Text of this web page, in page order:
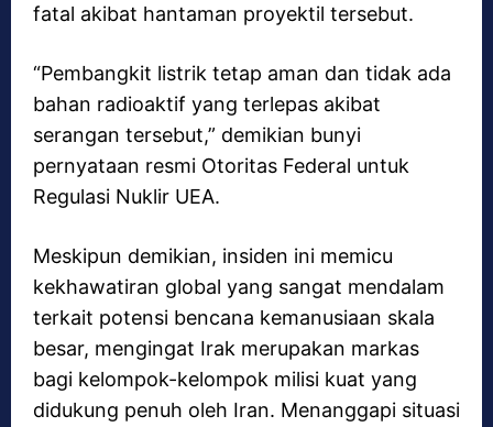
fatal akibat hantaman proyektil tersebut.
“Pembangkit listrik tetap aman dan tidak ada
bahan radioaktif yang terlepas akibat
serangan tersebut,” demikian bunyi
pernyataan resmi Otoritas Federal untuk
Regulasi Nuklir UEA.
Meskipun demikian, insiden ini memicu
kekhawatiran global yang sangat mendalam
terkait potensi bencana kemanusiaan skala
besar, mengingat Irak merupakan markas
bagi kelompok-kelompok milisi kuat yang
didukung penuh oleh Iran. Menanggapi situasi